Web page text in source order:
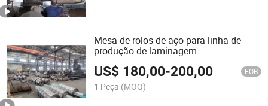
Mesa de rolos de aço para linha de
produção de laminagem
US$ 180,00-200,00 FOB
1 Peça (MOQ)